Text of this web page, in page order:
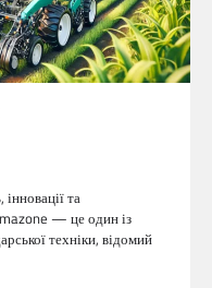
та
— це один із
техніки, відомий